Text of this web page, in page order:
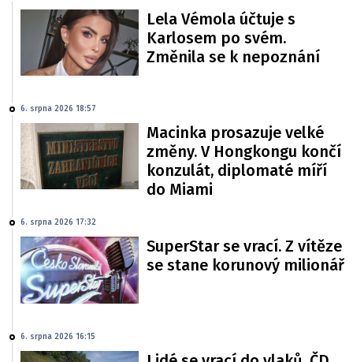
Lela Vémola účtuje s
Karlosem po svém.
Změnila se k nepoznání
6. srpna 2026 18:57
Macinka prosazuje velké
změny. V Hongkongu končí
konzulát, diplomaté míří
do Miami
6. srpna 2026 17:32
SuperStar se vrací. Z vítěze
se stane korunový milionář
6. srpna 2026 16:15